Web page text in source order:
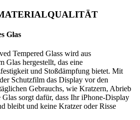
Glas
Tempered Glass wird aus
Glas hergestellt, das eine
und Stoßdämpfung bietet. Mit
Schutzfilm das Display vor den
Gebrauchs, wie Kratzern, Abrieb
sorgt dafür, dass Ihr iPhone-Display
bleibt und keine Kratzer oder Risse